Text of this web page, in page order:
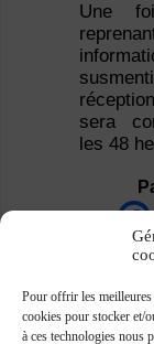
Pour offrir les meilleures
cookies pour stocker et/
à ces technologies nous
Une
sera
les 48